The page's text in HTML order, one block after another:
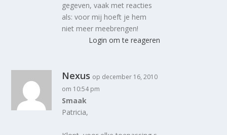
gegeven, vaak met reacties
als: voor mij hoeft je hem
niet meer meebrengen!
Login om te reageren
Nexus op december 16, 2010
om 10:54 pm
Smaak
Patricia,